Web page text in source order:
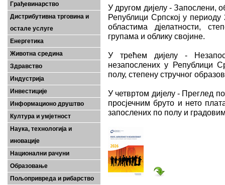
Грађевинарство
Дистрибутивна трговина и
остале услуге
Енергетика
Животна средина
Здравство
Индустрија
Инвестиције
Информационо друштво
Култура и умјетност
Наука, технологија и
иновације
Национални рачуни
Образовање
Пољопривреда и рибарство
У другом дијелу - Запослени,
Републици Српској у
областима дјелатности,
групама и облику својине.
У трећем дијелу -
незапослених у Републици
полу, степену стручног
У четвртом дијелу - Преглед
просјечним бруто и нето
запослених по полу и